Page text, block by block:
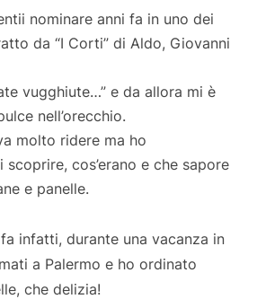
nominare anni fa in uno dei
da “I Corti” di Aldo, Giovanni
vugghiute…” e da allora mi è
nell’orecchio.
molto ridere ma ho
cos’erano e che sapore
e panelle.
infatti, durante una vacanza in
a Palermo e ho ordinato
che delizia!